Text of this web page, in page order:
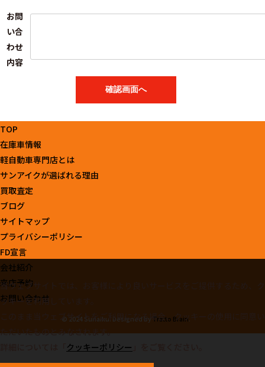
お問
い合
わせ
内容
TOP
在庫車情報
軽自動車専門店とは
サンアイクが選ばれる理由
買取査定
ブログ
サイトマップ
プライバシーポリシー
FD宣言
会社紹介
来店予約
お問い合わせ
© 2024 Sunaiku. Designed by Tratto Brain.
当ウェブサイトでは、お客様により良いサービスをご提供するため、ク
ッキーを利用しています。
このまま当ウェブサイトをご利用になる場合、クッキーの使用に同意い
ただいたものとみなされます。
クッキーポリシー